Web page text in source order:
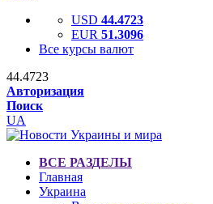
USD 44.4723
EUR 51.3096
Все курсы валют
44.4723
Авторизация
Поиск
UA
ВСЕ РАЗДЕЛЫ
Главная
Украина